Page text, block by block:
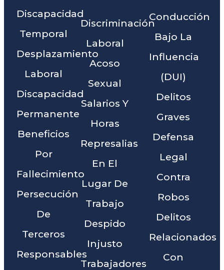
Discapacidad
Temporal
Desplazamiento
Laboral
Discapacidad
Permanente
Beneficios
Por
Fallecimiento
Persecución
De
Terceros
Responsables
Discriminación
Laboral
Acoso
Sexual
Salarios Y
Horas
Represalias
En El
Lugar De
Trabajo
Despido
Injusto
Trabajadores
Conducción
Bajo La
Influencia
(DUI)
Delitos
Graves
Defensa
Legal
Contra
Robos
Delitos
Relacionados
Con